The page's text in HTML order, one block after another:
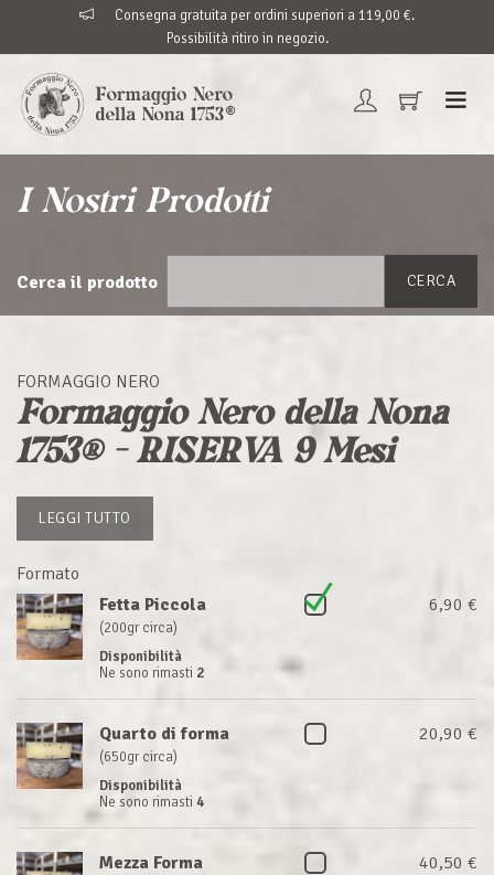
Consegna gratuita per ordini superiori a 119,00 €.
Possibilità ritiro in negozio.
I Nostri Prodotti
Cerca il prodotto CERCA
FORMAGGIO NERO
Formaggio Nero della Nona
1753® - RISERVA 9 Mesi
LEGGI TUTTO
Formato
Fetta Piccola
(200gr circa)
Disponibilità
Ne sono rimasti 2
6,90 €
Quarto di forma
(650gr circa)
Disponibilità
Ne sono rimasti 4
20,90 €
Mezza Forma 40,50 €